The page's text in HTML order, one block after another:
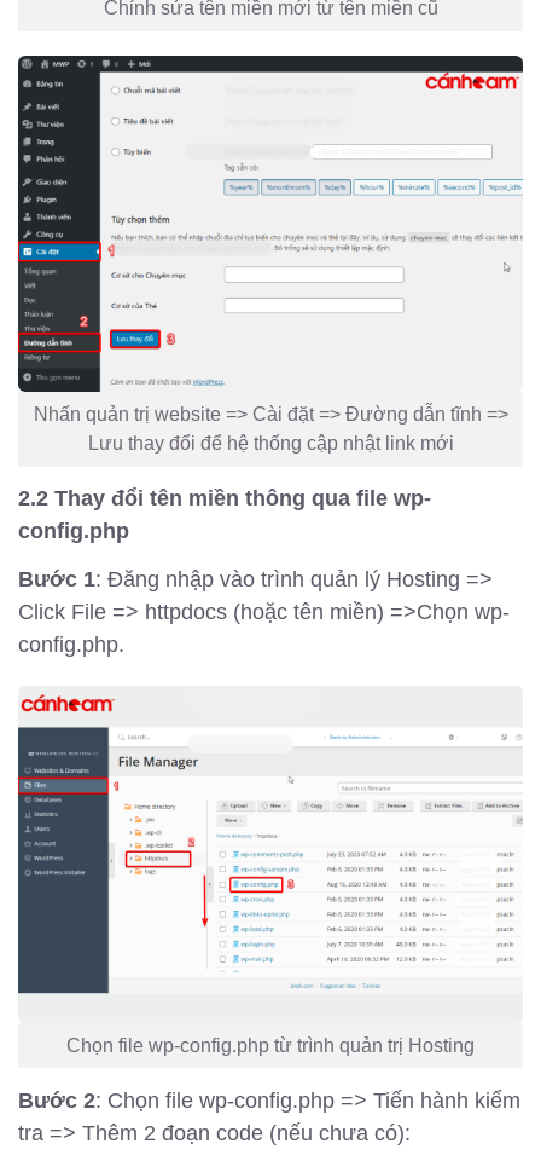
Chỉnh sửa tên miền mới từ tên miền cũ
Nhấn quản trị website => Cài đặt => Đường dẫn tĩnh =>
Lưu thay đổi để hệ thống cập nhật link mới
2.2 Thay đổi tên miền thông qua file wp-
config.php
Bước 1: Đăng nhập vào trình quản lý Hosting =>
Click File => httpdocs (hoặc tên miền) =>Chọn wp-
config.php.
Chọn file wp-config.php từ trình quản trị Hosting
Bước 2: Chọn file wp-config.php => Tiến hành kiểm
tra => Thêm 2 đoạn code (nếu chưa có):